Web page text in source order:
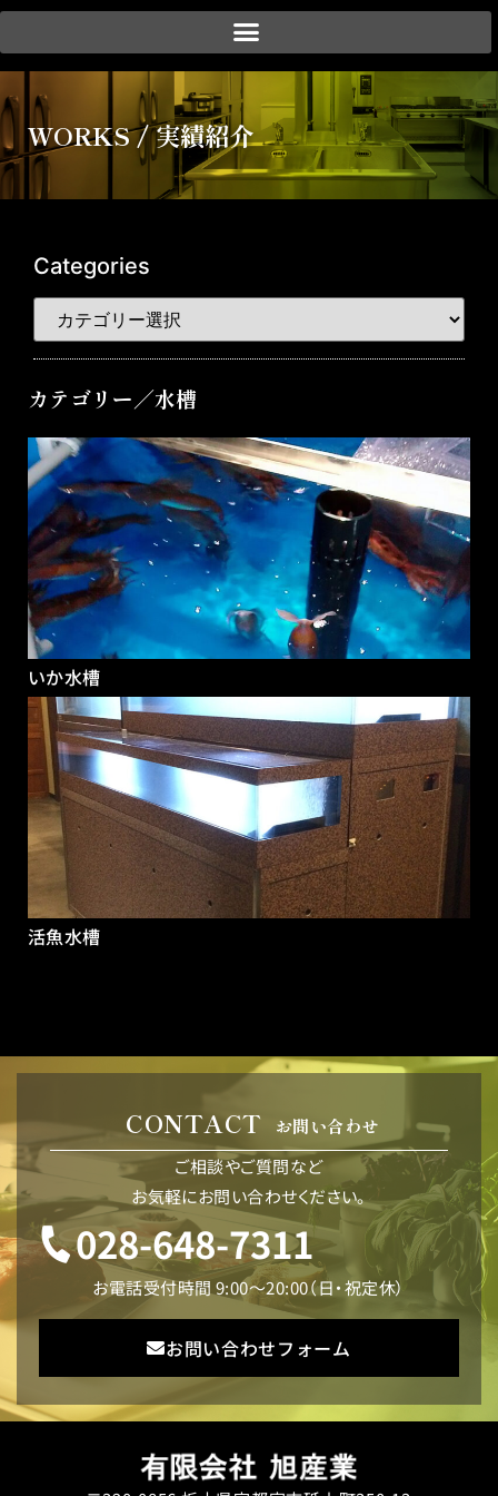
会社紹介
事業紹介
実績紹介
お問い合わせ
WORKS / 実績紹介
Categories
カテゴリー／水槽
いか水槽
活魚水槽
CONTACT お問い合わせ
ご相談やご質問など
お気軽にお問い合わせください。
028-648-7311
お電話受付時間 9:00〜20:00（日・祝定休）
お問い合わせフォーム